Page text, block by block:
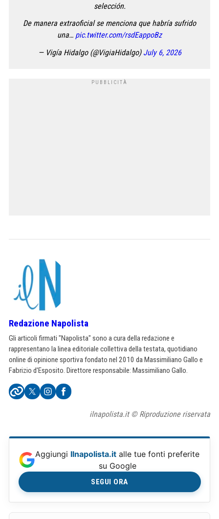
selección.
De manera extraoficial se menciona que habría sufrido
una… pic.twitter.com/rsdEappoBz
— Vigía Hidalgo (@VigiaHidalgo) July 6, 2026
Redazione Napolista
Gli articoli firmati "Napolista" sono a cura della redazione e
rappresentano la linea editoriale collettiva della testata, quotidiano
online di opinione sportiva fondato nel 2010 da Massimiliano Gallo e
Fabrizio d'Esposito. Direttore responsabile: Massimiliano Gallo.
ilnapolista.it © Riproduzione riservata
Aggiungi Ilnapolista.it alle tue fonti preferite
su Google
SEGUI ORA